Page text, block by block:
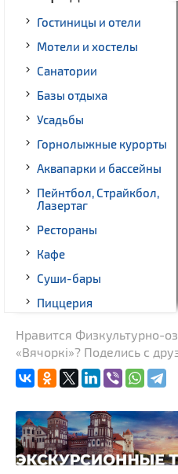
Гостиницы и отели
Мотели и хостелы
Санатории
Базы отдыха
Усадьбы
Горнолыжные курорты
Аквапарки и бассейны
Пейнтбол, Страйкбол,
Лазертаг
Рестораны
Кафе
Суши-бары
Пиццерия
Гриль-бары
Кинотеатры
Театры
Боулинг
Бильярд
Нравится Физкультурно-
«Вячоркi»? Поделись с